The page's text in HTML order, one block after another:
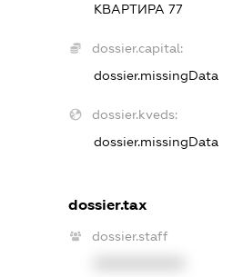
КВАРТИРА 77
dossier.capital:
dossier.missingData
dossier.kveds:
dossier.missingData
dossier.tax
dossier.staff